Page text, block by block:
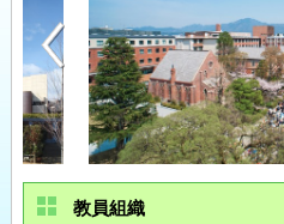
教員組織